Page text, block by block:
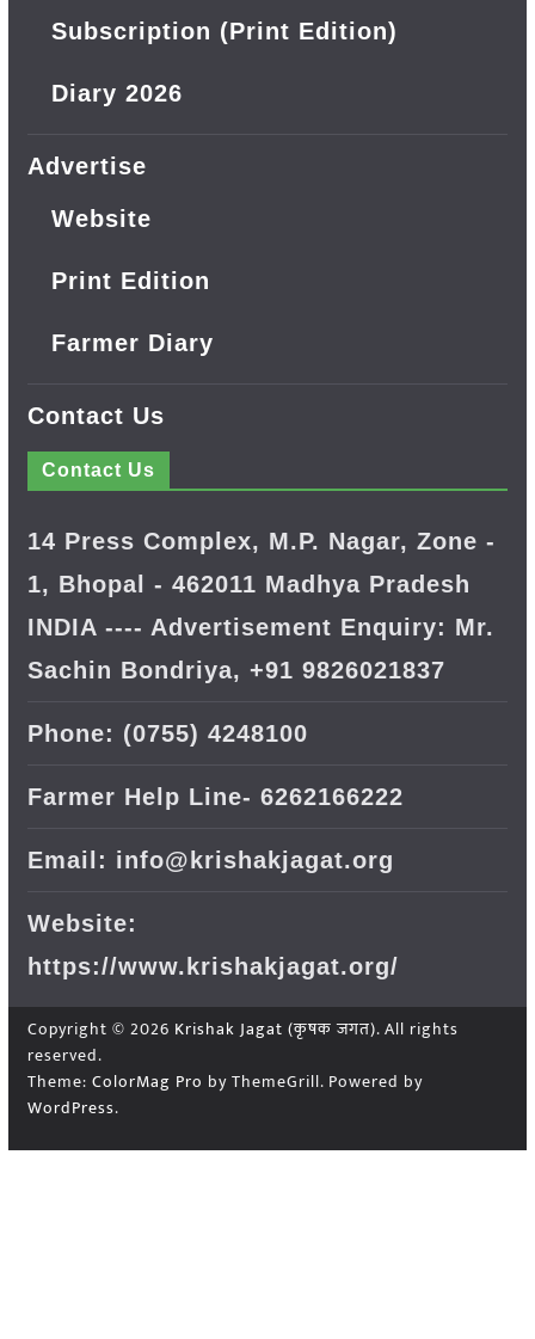
Subscription (Print Edition)
Diary 2026
Advertise
Website
Print Edition
Farmer Diary
Contact Us
Contact Us
14 Press Complex, M.P. Nagar, Zone -
1, Bhopal - 462011 Madhya Pradesh
INDIA ---- Advertisement Enquiry: Mr.
Sachin Bondriya, +91 9826021837
Phone: (0755) 4248100
Farmer Help Line- 6262166222
Email: info@krishakjagat.org
Website:
https://www.krishakjagat.org/
Copyright © 2026 Krishak Jagat (कृषक जगत). All rights
reserved.
Theme: ColorMag Pro by ThemeGrill. Powered by
WordPress.